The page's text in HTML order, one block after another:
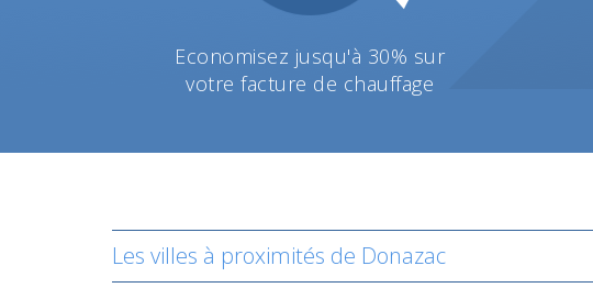
Economisez jusqu'à 30% sur
votre facture de chauffage
Les villes à proximités de Donazac